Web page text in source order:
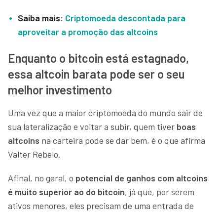
Saiba mais: Criptomoeda descontada para
aproveitar a promoção das altcoins
Enquanto o bitcoin está estagnado,
essa altcoin barata pode ser o seu
melhor investimento
Uma vez que a maior criptomoeda do mundo sair de
sua lateralização e voltar a subir, quem tiver boas
altcoins na carteira pode se dar bem, é o que afirma
Valter Rebelo.
Afinal, no geral, o potencial de ganhos com altcoins
é muito superior ao do bitcoin, já que, por serem
ativos menores, eles precisam de uma entrada de